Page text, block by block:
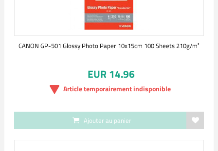
CANON GP-501 Glossy Photo Paper 10x15cm 100 Sheets 210g/m²
EUR 14.96
Article temporairement indisponible
Ajouter au panier